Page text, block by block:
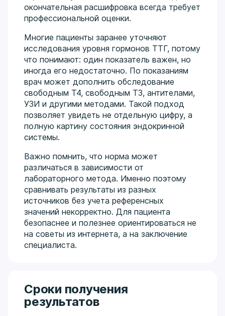
окончательная расшифровка всегда требует
профессиональной оценки.
Многие пациенты заранее уточняют
исследования уровня гормонов ТТГ, потому
что понимают: один показатель важен, но
иногда его недостаточно. По показаниям
врач может дополнить обследование
свободным Т4, свободным Т3, антителами,
УЗИ и другими методами. Такой подход
позволяет увидеть не отдельную цифру, а
полную картину состояния эндокринной
системы.
Важно помнить, что норма может
различаться в зависимости от
лабораторного метода. Именно поэтому
сравнивать результаты из разных
источников без учета референсных
значений некорректно. Для пациента
безопаснее и полезнее ориентироваться не
на советы из интернета, а на заключение
специалиста.
Сроки получения
результатов